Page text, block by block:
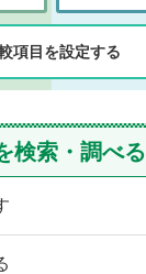
項目を設定する
検索・調べる